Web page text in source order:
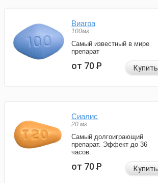
Виагра
100мг
Самый известный в мире
препарат
от 70Р Купить
Сиалис
20 мг
Самый долгоиграющий
препарат. Эффект до 36
часов.
от 70Р Купить